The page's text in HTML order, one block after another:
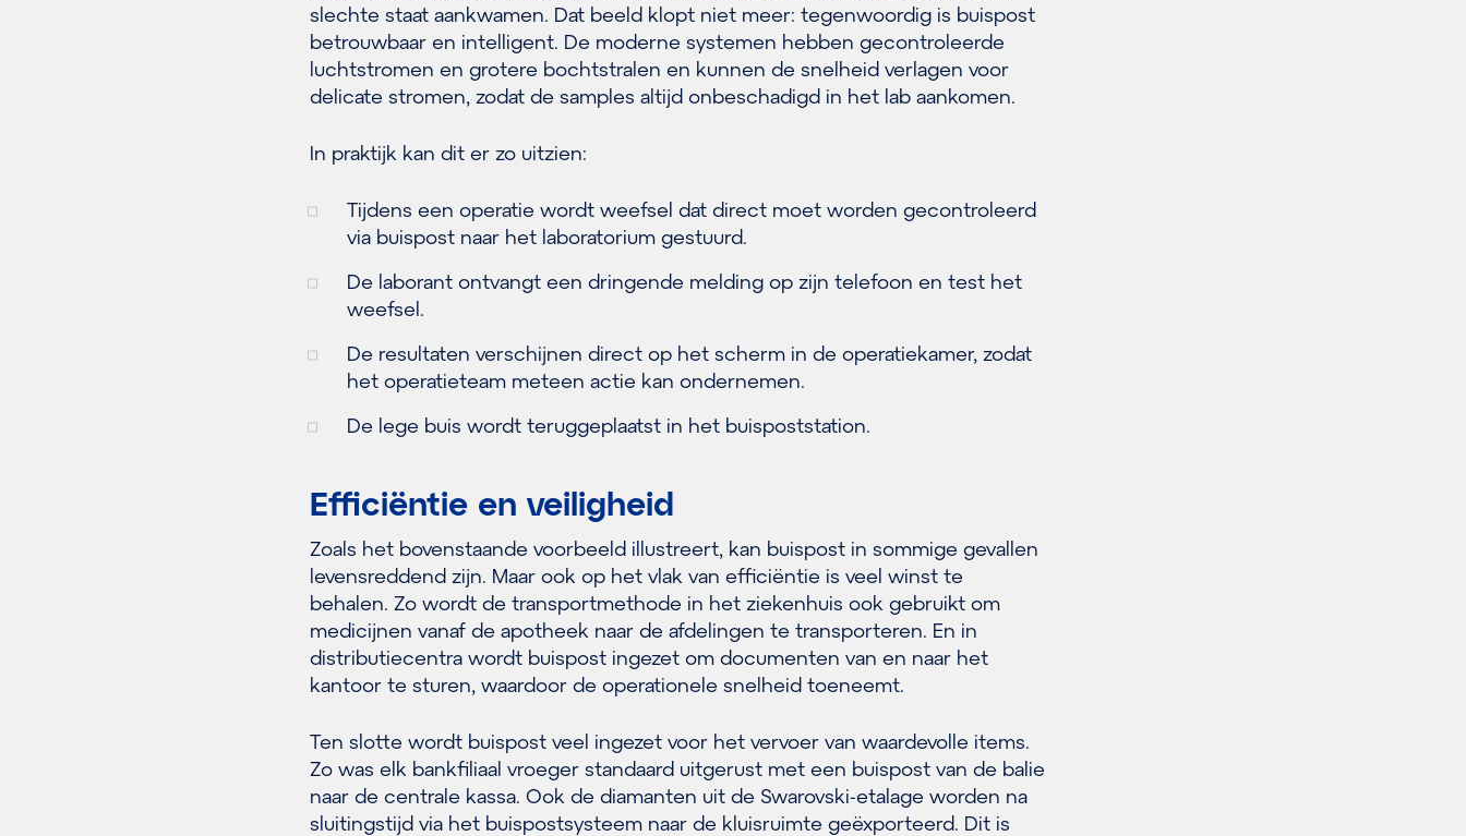
slechte staat aankwamen. Dat beeld klopt niet meer: tegenwoordig is buispost
betrouwbaar en intelligent. De moderne systemen hebben gecontroleerde
luchtstromen en grotere bochtstralen en kunnen de snelheid verlagen voor
delicate stromen, zodat de samples altijd onbeschadigd in het lab aankomen.
In praktijk kan dit er zo uitzien:
Tijdens een operatie wordt weefsel dat direct moet worden gecontroleerd
via buispost naar het laboratorium gestuurd.
De laborant ontvangt een dringende melding op zijn telefoon en test het
weefsel.
De resultaten verschijnen direct op het scherm in de operatiekamer, zodat
het operatieteam meteen actie kan ondernemen.
De lege buis wordt teruggeplaatst in het buispoststation.
Efficiëntie en veiligheid
Zoals het bovenstaande voorbeeld illustreert, kan buispost in sommige gevallen
levensreddend zijn. Maar ook op het vlak van efficiëntie is veel winst te
behalen. Zo wordt de transportmethode in het ziekenhuis ook gebruikt om
medicijnen vanaf de apotheek naar de afdelingen te transporteren. En in
distributiecentra wordt buispost ingezet om documenten van en naar het
kantoor te sturen, waardoor de operationele snelheid toeneemt.
Ten slotte wordt buispost veel ingezet voor het vervoer van waardevolle items.
Zo was elk bankfiliaal vroeger standaard uitgerust met een buispost van de balie
naar de centrale kassa. Ook de diamanten uit de Swarovski-etalage worden na
sluitingstijd via het buispostsysteem naar de kluisruimte geëxporteerd. Dit is